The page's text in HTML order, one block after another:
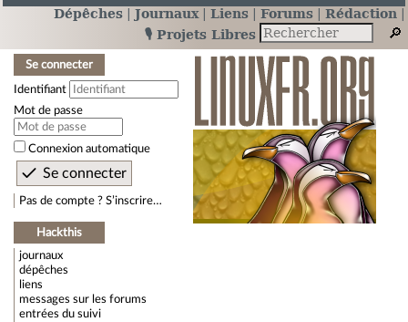
Dépêches Journaux Liens Forums
Rédaction
🎙️ Projets Libres
Se connecter
Identifiant
Mot de passe
Connexion automatique
Pas de compte ? S’inscrire…
Hackthis
journaux
dépêches
liens
messages sur les forums
entrées du suivi